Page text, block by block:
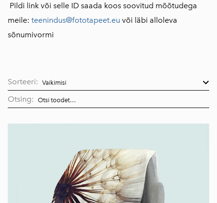
Pildi link või selle ID saada koos soovitud mõõtudega
meile: teenindus@fototapeet.eu või läbi alloleva
sõnumivormi
Sorteeri:
Otsing: